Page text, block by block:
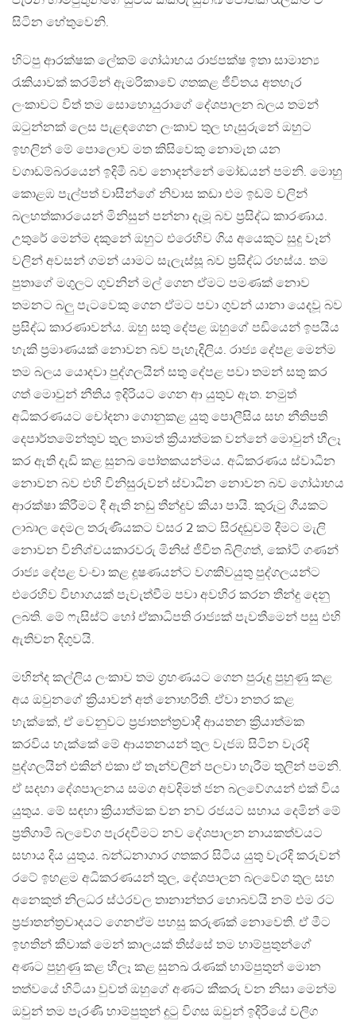
සිටින හේතුවෙනි.
හිටපු ආරක්ෂක ලේකම් ගෝඨාභය රාජපක්ෂ ඉතා සාමාන්‍ය
රැකියාවක් කරමින් ඇමරිකාවේ ගතකළ ජීවිතය අතහැර
ලංකාවට විත් තම සොහොයුරාගේ දේශපාලන බලය තමන්
ඔටුන්නක් ලෙස පැළඳගෙන ලංකාව තුල හැසුරුනේ ඔහුට
ඉහලින් මේ පොලොව මත කිසිවෙකු නොමැත යන
වගාඩම්බරයෙන් ඉදිමී බව නොදන්නේ මෝඩයන් පමනි. මොහු
කොළඹ පැල්පත් වාසීන්ගේ නිවාස කඩා එම ඉඩම් වලින්
බලහත්කාරයෙන් මිනිසුන් පන්නා දැමූ බව ප්‍රසිද්ධ කාරණාය.
උතුරේ මෙන්ම දකුනේ ඔහුට එරෙහිව ගිය අයෙකුට සුදු වෑන්
වලින් අවසන් ගමන් යාමට සැලැස්සූ බව ප්‍රසිද්ධ රහස්ය. තම
පුතාගේ මගුලට ගුවනින් මල් ගෙන ඒමට පමණක් නොව
තමනට බලු පැටවෙකු ගෙන ඒමට පවා ගුවන් යානා යෙදවූ බව
ප්‍රසිද්ධ කාරණාවන්ය. ඔහු සතු දේපළ ඔහුගේ පඩියෙන් ඉපයිය
හැකි ප්‍රමාණයක් නොවන බව පැහැදිලිය. රාජ්‍ය දේපළ මෙන්ම
තම බලය යොදවා පුද්ගලයින් සතු දේපළ පවා තමන් සතු කර
ගත් මොවුන් නීතිය ඉදිරියට ගෙන ආ යුතුව ඇත. නමුත්
අධිකරණයට චෝදනා ගොනුකළ යුතු පොලීසිය සහ නීතිපති
දෙපාර්තමේන්තුව තුල තාමත් ක්‍රියාත්මක වන්නේ මොවුන් හීලෑ
කර ඇති දැඩි කළ සුනඛ පෝතකයන්මය. අධිකරණය ස්වාධීන
නොවන බව එහි විනිසුරුවන් ස්වාධීන නොවන බව ගෝඨාභය
ආරක්ෂා කිරීමට දී ඇති නඩු තීන්දුව කියා පායි. කුරුටු ගීයකට
ලාබාල දෙමල තරුණියකට වසර 2 කට සිරදඬුවම් දීමට මැලි
නොවන විනිශ්චයකාරවරු මිනිස් ජීවිත බිලිගත්, කෝටි ගණන්
රාජ්‍ය දේපළ වංචා කළ දූෂණයන්ට වගකිවයුතු පුද්ගලයන්ට
එරෙහිව විභාගයක් පැවැත්වීම පවා අවහිර කරන තීන්දු දෙනු
ලබති. මේ ෆැසිස්ට් හෝ ඒකාධිපති රාජ්‍යක් පැවතීමෙන් පසු එහි
ඇතිවන දිගුවයි.
මහින්ද කල්ලිය ලංකාව තම ග්‍රහණයට ගෙන පුරුදු පුහුණු කළ
අය ඔවුනගේ ක්‍රියාවන් අත් නොහරිති. ඒවා නතර කළ
හැක්කේ, ඒ වෙනුවට ප්‍රජාතන්ත්‍රවාදී ආයතන ක්‍රියාත්මක
කරවිය හැක්කේ මේ ආයතනයන් තුල වැජඹ සිටින වැරදි
පුද්ගලයින් එකින් එකා ඒ තැන්වලින් පලවා හැරීම තුලින් පමනි.
ඒ සදහා දේශපාලනය සමග අවදිමත් ජන බලවේගයන් එක් විය
යුතුය. මේ සඳහා ක්‍රියාත්මක වන නව රජයට සහාය දෙමින් මේ
ප්‍රතිගාමී බලවේග පැරදවීමට නව දේශපාලන නායකත්වයට
සහාය දිය යුතුය. බන්ධනාගාර ගතකර සිටිය යුතු වැරදි කරුවන්
රටේ ඉහළම අධිකරණයන් තුල, දේශපාලන බලවේග තුල සහ
අනෙකුත් නිලධර ස්ථරවල තානාන්තර හොබවයි නම් එම රට
ප්‍රජාතන්ත්‍රවාදයට ගෙනඒම පහසු කරුණක් නොවෙති. ඒ මීට
ඉහතින් කීවාක් මෙන් කාලයක් තිස්සේ තම හාම්පුතුන්ගේ
අණට පුහුණු කළ හීලෑ කළ සුනඛ රෑණක් හාම්පුතුන් මොන
තත්වයේ හිටියා වුවත් ඔහුගේ අණට කීකරු වන නිසා මෙන්ම
ඔවුන් තම පැරණි හාම්පුතුන් දුටු විගස ඔවුන් ඉදිරියේ වලිග